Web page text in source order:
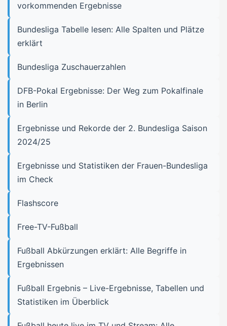
vorkommenden Ergebnisse
Bundesliga Tabelle lesen: Alle Spalten und Plätze
erklärt
Bundesliga Zuschauerzahlen
DFB-Pokal Ergebnisse: Der Weg zum Pokalfinale
in Berlin
Ergebnisse und Rekorde der 2. Bundesliga Saison
2024/25
Ergebnisse und Statistiken der Frauen-Bundesliga
im Check
Flashscore
Free-TV-Fußball
Fußball Abkürzungen erklärt: Alle Begriffe in
Ergebnissen
Fußball Ergebnis – Live-Ergebnisse, Tabellen und
Statistiken im Überblick